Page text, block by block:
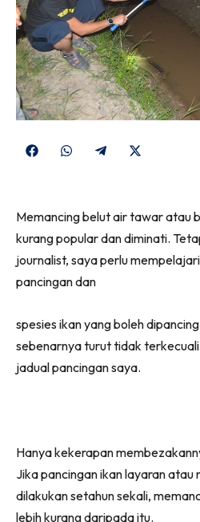
Share
Share
Share
(Twitter)
Memancing belut air tawar atau
kurang popular dan diminati.
journalist, saya perlu
pancingan dan
spesies ikan yang boleh
sebenarnya turut tidak
jadual pancingan saya.
Hanya kekerapan
Jika pancingan ikan layaran
dilakukan setahun sekali,
lebih kurang daripada itu.